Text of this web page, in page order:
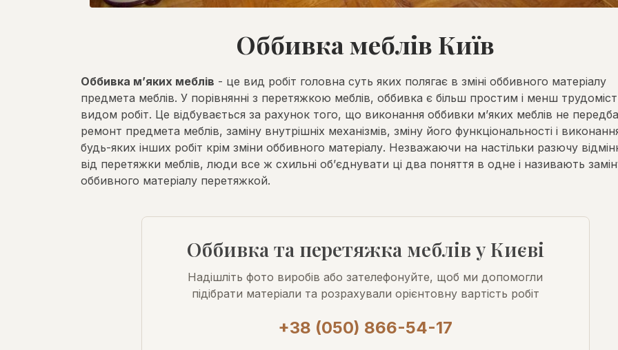
Оббивка меблів Київ
Оббивка м’яких меблів - це вид робіт головна суть яких полягає в зміні оббивного матеріалу
предмета меблів. У порівнянні з перетяжкою меблів, оббивка є більш простим і менш
видом робіт. Це відбувається за рахунок того, що виконання оббивки м’яких меблів не
ремонт предмета меблів, заміну внутрішніх механізмів, зміну його функціональності і
будь-яких інших робіт крім зміни оббивного матеріалу. Незважаючи на настільки разючу
від перетяжки меблів, люди все ж схильні об’єднувати ці два поняття в одне і називають
оббивного матеріалу перетяжкой.
Оббивка та перетяжка меблів у Києві
Надішліть фото виробів або зателефонуйте, щоб ми допомогли
підібрати матеріали та розрахували орієнтовну вартість робіт
+38 (050) 866-54-17